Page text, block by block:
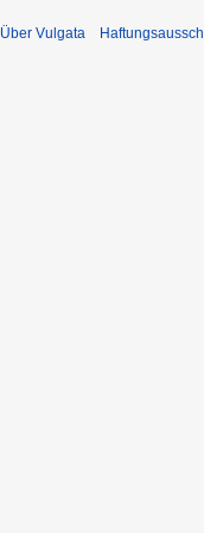
Über Vulgata